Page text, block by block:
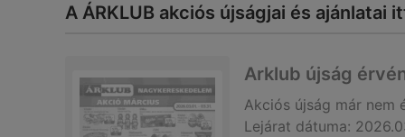
A ÁRKLUB akciós újságjai és ajánlatai
Arklub újság
Akciós újság már nem
Lejárat dátuma: